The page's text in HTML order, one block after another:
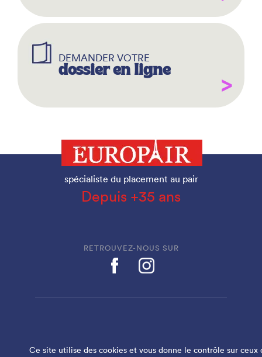
Ce site utilise des cookies et vous donne le contrôle sur ceux
DEMANDER VOTRE
dossier en ligne
spécialiste du placement au pair
Depuis +35 ans
RETROUVEZ-NOUS SUR